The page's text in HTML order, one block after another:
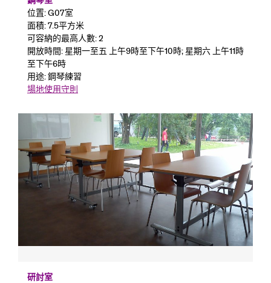
位置: G07室
面積: 7.5平方米
可容納的最高人數: 2
開放時間: 星期一至五 上午9時至下午10時; 星期六 上午11時
至下午6時
用途: 鋼琴練習
場地使用守則
研討室